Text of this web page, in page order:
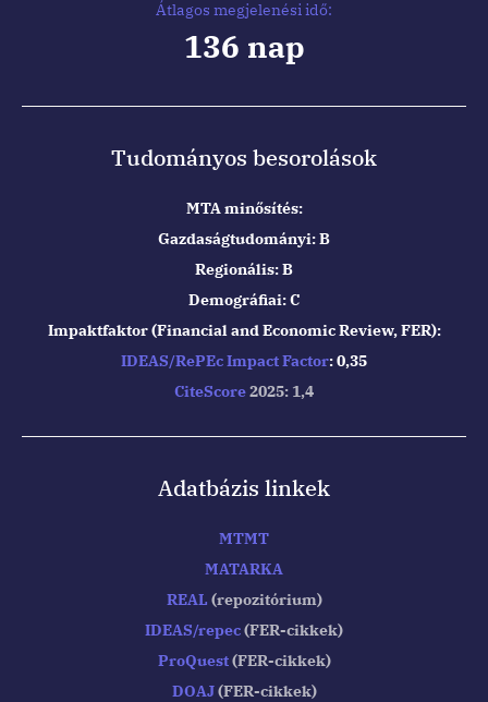
Átlagos megjelenési idő:
136 nap
Tudományos besorolások
MTA minősítés:
Gazdaságtudományi: B
Regionális: B
Demográfiai: C
Impaktfaktor (Financial and Economic Review, FER):
IDEAS/RePEc Impact Factor: 0,35
CiteScore2025: 1,4
Adatbázis linkek
MTMT
MATARKA
REAL (repozitórium)
IDEAS/repec(FER-cikkek)
ProQuest(FER-cikkek)
DOAJ(FER-cikkek)